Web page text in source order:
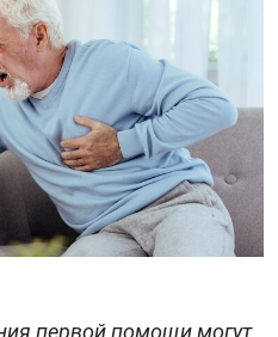
первой помощи могут